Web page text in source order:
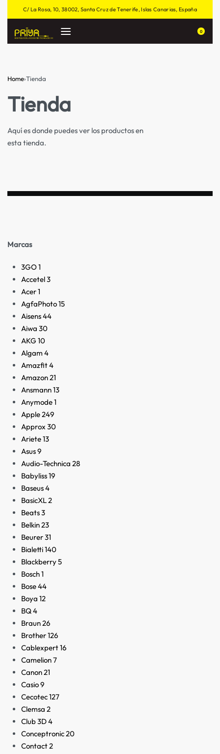
C/ La Rosa, 10, 38002, Santa Cruz de Tenerife, Islas Canarias, España
0
Home›Tienda
Tienda
Aquí es donde puedes ver los productos en
esta tienda.
Marcas
3GO1
Accetel3
Acer1
AgfaPhoto15
Aisens44
Aiwa 30
AKG 10
Algam 4
Amazfit4
Amazon21
Ansmann13
Anymode1
Apple249
Approx 30
Ariete13
Asus9
Audio-Technica 28
Babyliss19
Baseus4
BasicXL2
Beats3
Belkin23
Beurer31
Bialetti140
Blackberry5
Bosch1
Bose44
Boya 12
BQ4
Braun26
Brother126
Cablexpert16
Camelion7
Canon21
Casio9
Cecotec127
Clemsa 2
Club 3D4
Conceptronic20
Contact2